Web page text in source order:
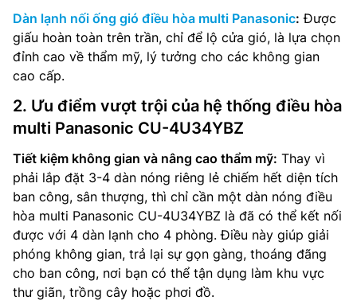
Dàn lạnh nối ống gió điều hòa multi Panasonic: Được
giấu hoàn toàn trên trần, chỉ để lộ cửa gió, là lựa chọn
đỉnh cao về thẩm mỹ, lý tưởng cho các không gian
cao cấp.
2. Ưu điểm vượt trội của hệ thống điều hòa
multi Panasonic CU-4U34YBZ
Tiết kiệm không gian và nâng cao thẩm mỹ: Thay vì
phải lắp đặt 3-4 dàn nóng riêng lẻ chiếm hết diện tích
ban công, sân thượng, thì chỉ cần một dàn nóng điều
hòa multi Panasonic CU-4U34YBZ là đã có thể kết nối
được với 4 dàn lạnh cho 4 phòng. Điều này giúp giải
phóng không gian, trả lại sự gọn gàng, thoáng đãng
cho ban công, nơi bạn có thể tận dụng làm khu vực
thư giãn, trồng cây hoặc phơi đồ.